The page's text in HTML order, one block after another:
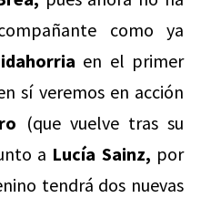
como ya
en el primer
sí veremos en acción
(que vuelve tras su
a Lucía Sainz, por
tendrá dos nuevas